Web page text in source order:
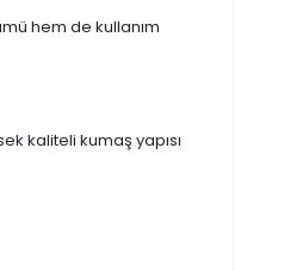
hem de kullanım
kaliteli kumaş yapısı